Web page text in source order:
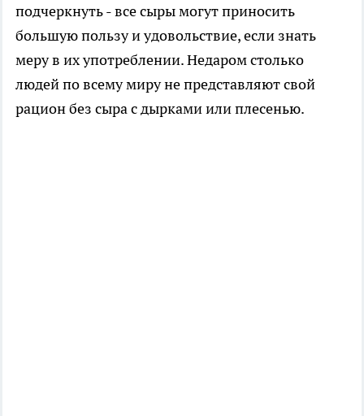
подчеркнуть - все сыры могут приносить
большую пользу и удовольствие, если знать
меру в их употреблении. Недаром столько
людей по всему миру не представляют свой
рацион без сыра с дырками или плесенью.